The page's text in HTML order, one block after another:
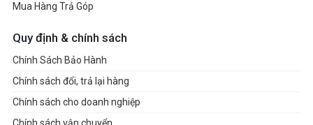
Mua Hàng Trả Góp
Quy định & chính sách
Chính Sách Bảo Hành
Chính sách đổi, trả lại hàng
Chính sách cho doanh nghiệp